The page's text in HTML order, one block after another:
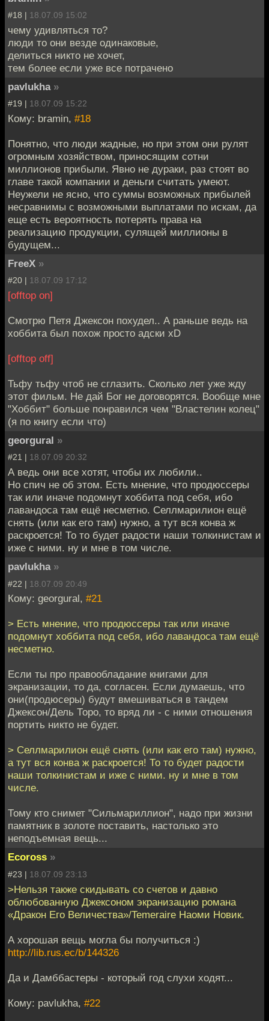
#18 | 18.07.09 15:02
чему удивляться то?
люди то они везде одинаковые,
делиться никто не хочет,
тем более если уже все потрачено
pavlukha »
#19 | 18.07.09 15:22
Кому: bramin, #18
Понятно, что люди жадные, но при этом они рулят
огромным хозяйством, приносящим сотни
миллионов прибыли. Явно не дураки, раз стоят во
главе такой компании и деньги считать умеют.
Неужели не ясно, что суммы возможных прибылей
несравнимы с возможными выплатами по искам, да
еще есть вероятность потерять права на
реализацию продукции, сулящей миллионы в
будущем...
FreeX »
#20 | 18.07.09 17:12
[offtop on]
Смотрю Петя Джексон похудел.. А раньше ведь на
хоббита был похож просто адски xD
[offtop off]
Тьфу тьфу чтоб не сглазить. Сколько лет уже жду
этот фильм. Не дай Бог не договорятся. Вообще мне
"Хоббит" больше понравился чем "Властелин колец"
(я по книгу если что)
georgural »
#21 | 18.07.09 20:32
А ведь они все хотят, чтобы их любили..
Но спич не об этом. Есть мнение, что продюссеры
так или иначе подомнут хоббита под себя, ибо
лавандоса там ещё несметно. Селлмарилион ещё
снять (или как его там) нужно, а тут вся конва ж
раскроется! То то будет радости наши толкинистам и
иже с ними. ну и мне в том числе.
pavlukha »
#22 | 18.07.09 20:49
Кому: georgural, #21
> Есть мнение, что продюссеры так или иначе
подомнут хоббита под себя, ибо лавандоса там ещё
несметно.
Если ты про правообладание книгами для
экранизации, то да, согласен. Если думаешь, что
они(продюсеры) будут вмешиваться в тандем
Джексон/Дель Торо, то вряд ли - с ними отношения
портить никто не будет.
> Селлмарилион ещё снять (или как его там) нужно,
а тут вся конва ж раскроется! То то будет радости
наши толкинистам и иже с ними. ну и мне в том
числе.
Тому кто снимет "Сильмариллион", надо при жизни
памятник в золоте поставить, настолько это
неподъемная вещь...
Ecoross »
#23 | 18.07.09 23:13
>Нельзя также скидывать со счетов и давно
облюбованную Джексоном экранизацию романа
«Дракон Его Величества»/Temeraire Наоми Новик.
А хорошая вещь могла бы получиться :)
http://lib.rus.ec/b/144326
Да и Дамббастеры - который год слухи ходят...
Кому: pavlukha, #22